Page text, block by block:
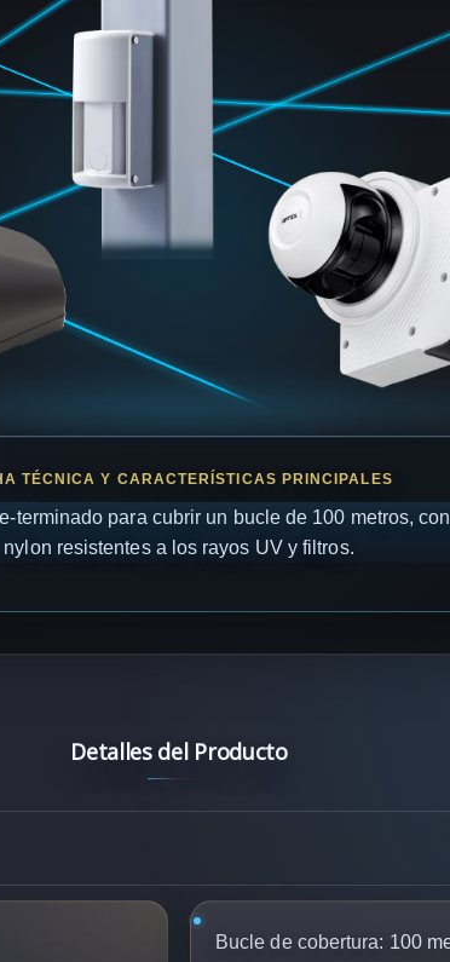
terminado para cubrir un bucle de 100 metros,
nylon resistentes a los rayos UV y filtros.
Detalles del Producto
Bucle de cobertura: 100